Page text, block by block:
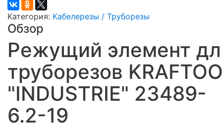
Категория: Кабелерезы / Труборезы
Обзор
Режущий элемент
труборезов
"INDUSTRIE" 23489-
6.2-19